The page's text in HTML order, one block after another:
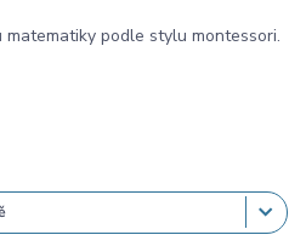
podle stylu montessori.